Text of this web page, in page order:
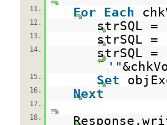
11.
For Each
12. strSQL =
13. strSQL =
14.
strSQL =
'"
15. Set
16. Next
17.
18.